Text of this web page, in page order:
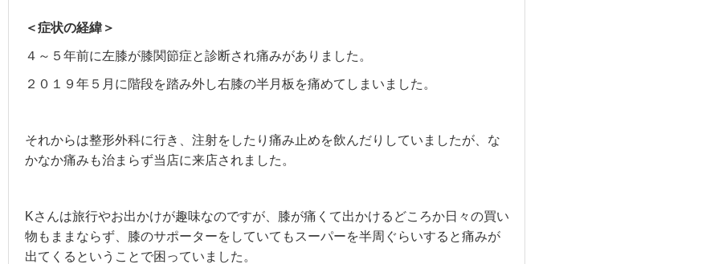
＜症状の経緯＞
４～５年前に左膝が膝関節症と診断され痛みがありました。
２０１９年５月に階段を踏み外し右膝の半月板を痛めてしまいました。
それからは整形外科に行き、注射をしたり痛み止めを飲んだりしていましたが、な
かなか痛みも治まらず当店に来店されました。
Kさんは旅行やお出かけが趣味なのですが、膝が痛くて出かけるどころか日々の買い
物もままならず、膝のサポーターをしていてもスーパーを半周ぐらいすると痛みが
出てくるということで困っていました。